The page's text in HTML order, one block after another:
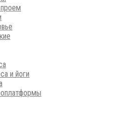
и йоги